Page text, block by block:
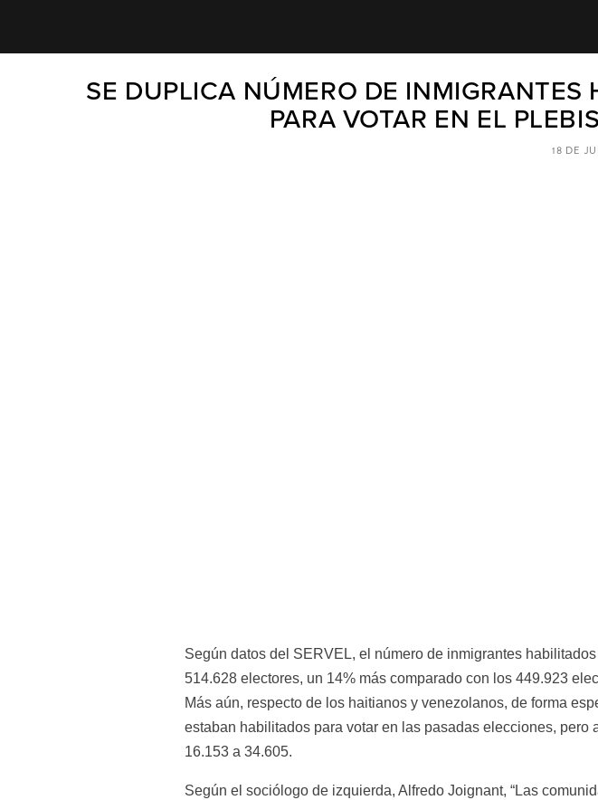
SE DUPLICA NÚMERO DE
PARA VOTAR EN EL
Según datos del SERVEL, el número de inmigrantes
514.628 electores, un 14% más comparado con los 449.923
Más aún, respecto de los haitianos y venezolanos, de forma
estaban habilitados para votar en las pasadas elecciones,
16.153 a 34.605.
Según el sociólogo de izquierda, Alfredo Joignant, “Las
18 DE